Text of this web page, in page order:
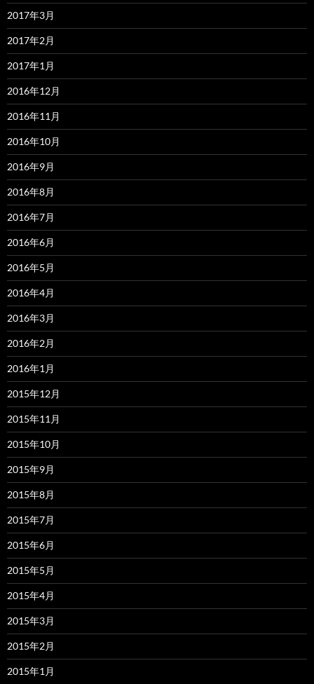
2017年3月
2017年2月
2017年1月
2016年12月
2016年11月
2016年10月
2016年9月
2016年8月
2016年7月
2016年6月
2016年5月
2016年4月
2016年3月
2016年2月
2016年1月
2015年12月
2015年11月
2015年10月
2015年9月
2015年8月
2015年7月
2015年6月
2015年5月
2015年4月
2015年3月
2015年2月
2015年1月